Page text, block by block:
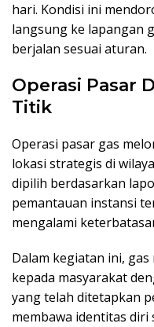
hari. Kondisi ini
langsung ke lapangan
berjalan sesuai aturan.
Operasi Pasar
Titik
Operasi pasar gas
lokasi strategis di
dipilih berdasarkan
pemantauan instansi
mengalami
Dalam kegiatan ini,
kepada masyarakat
yang telah ditetapkan
membawa identitas